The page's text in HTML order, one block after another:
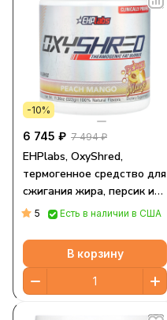
-10%
6 745 ₽ 7 494 ₽
EHPlabs, OxyShred,
термогенное средство для
сжигания жира, персик и
манго, 322 г (11,36 унции)
5 Есть в наличии в США
В корзину